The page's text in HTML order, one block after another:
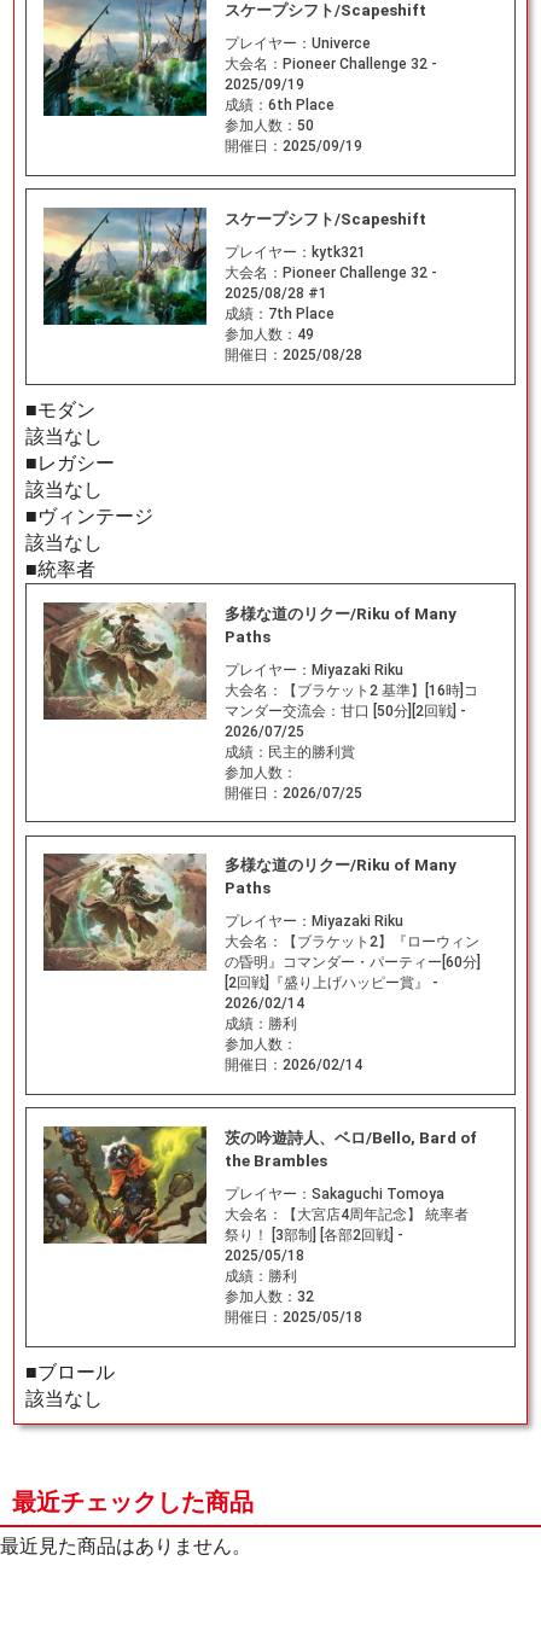
スケープシフト/Scapeshift
プレイヤー： Univerce
大会名： Pioneer Challenge 32 -
2025/09/19
成績： 6th Place
参加人数： 50
開催日： 2025/09/19
スケープシフト/Scapeshift
プレイヤー： kytk321
大会名： Pioneer Challenge 32 -
2025/08/28 #1
成績： 7th Place
参加人数： 49
開催日： 2025/08/28
■モダン
該当なし
■レガシー
該当なし
■ヴィンテージ
該当なし
■統率者
多様な道のリクー/Riku of Many
Paths
プレイヤー： Miyazaki Riku
大会名：
【ブラケット2 基準】[16時]コ
マンダー交流会：甘口 [50分][2回戦] -
2026/07/25
成績： 民主的勝利賞
参加人数：
開催日： 2026/07/25
多様な道のリクー/Riku of Many
Paths
プレイヤー： Miyazaki Riku
大会名：
【ブラケット2】『ローウィン
の昏明』コマンダー・パーティー[60分]
[2回戦]『盛り上げハッピー賞』 -
2026/02/14
成績： 勝利
参加人数：
開催日： 2026/02/14
茨の吟遊詩人、ベロ/Bello, Bard of
the Brambles
プレイヤー： Sakaguchi Tomoya
大会名：
【大宮店4周年記念】 統率者
祭り！ [3部制] [各部2回戦] -
2025/05/18
成績： 勝利
参加人数： 32
開催日： 2025/05/18
■ブロール
該当なし
最近チェックした商品
最近見た商品はありません。